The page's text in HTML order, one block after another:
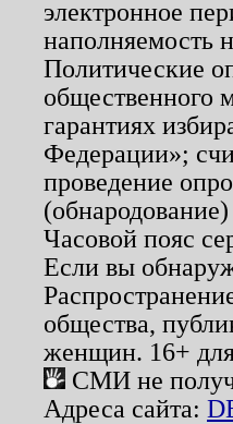
электронное
наполняемость
Политические
общественного
гарантиях
Федерации»;
проведение
Часовой пояс
Если вы
общества,
женщин. 16+ для
СМИ не
Адреса сайта: